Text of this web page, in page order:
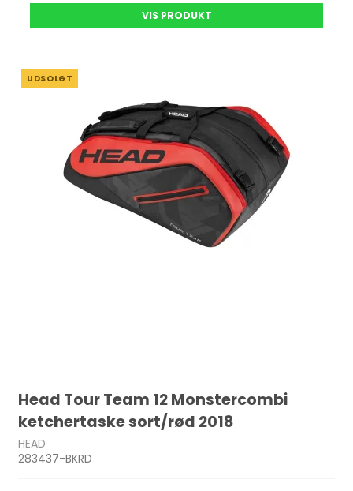
VIS PRODUKT
UDSOLGT
Head Tour Team 12 Monstercombi
ketchertaske sort/rød 2018
HEAD
283437-BKRD